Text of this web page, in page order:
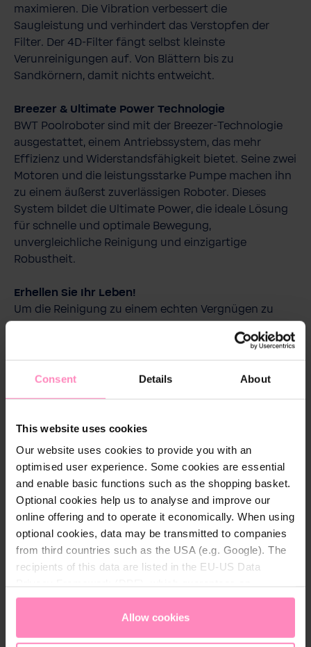
Consent Details About
This website uses cookies
Our website uses cookies to provide you with an
optimised user experience. Some cookies are essential
and enable basic functions such as the shopping basket.
Optional cookies help us to analyse and improve our
online offering and to operate it economically. When using
optional cookies, data may be transmitted to companies
from third countries such as the USA (e.g. Google). The
recipients of this data are listed in the EU-US Data
appropriate level of data protection. You canaccept all
only allow necessary cookies
access and change your chosen setting at any time in
Allow cookies
maximieren. Die Vibration verbessert die
Saugleistung und verhindert das Verstopfen der
Filter. Der 4D-​Filter fängt selbst kleinste
Verunreinigungen auf. Von Blättern bis zu
Sandkörnern, damit nichts entweicht.
Breezer & Ultimate Power Technologie
BWT Poolroboter sind mit der Breezer-​Technologie
ausgestattet, einem Antriebssystem, das mehr
Effizienz und Widerstandsfähigkeit bietet. Seine zwei
Motoren und die leistungsstarke Pumpe machen ihn
zu einem äußerst zuverlässigen Roboter. Dieses
System bildet die Ultimate Power, die ideale Lösung
für schnelle und optimale Bewegung,
unvergleichliche Reinigung und einzigartige
Robustheit.
Erhellen Sie Ihr Leben!
Um die Reinigung zu einem echten Vergnügen zu
mit einem herrlichen pulsierenden rosa Schein, im
Rhythmus der Absaugung; Effekt garantiert! Diese
subtilen Lichtspiele vergrößern Ihren Pool und
Technische Details
Abmessungen
(B x H x T):
40,3 x 43,1 x 30,4 cm
Antriebstechnol
Dual drive, Breezer technology
Art der Boden, Wand, Wasserlinie